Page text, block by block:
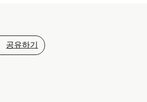
공유하기